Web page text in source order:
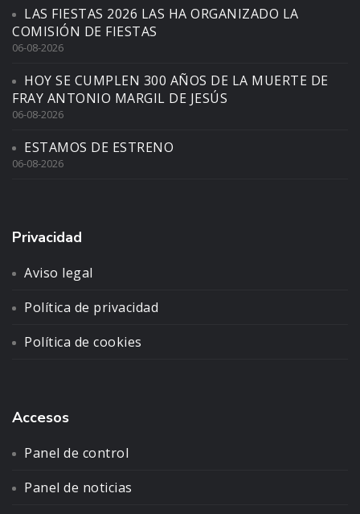
LAS FIESTAS 2026 LAS HA ORGANIZADO LA
COMISIÓN DE FIESTAS
06-08-2026
HOY SE CUMPLEN 300 AÑOS DE LA MUERTE DE
FRAY ANTONIO MARGIL DE JESÚS
06-08-2026
ESTAMOS DE ESTRENO
06-08-2026
Privacidad
Aviso legal
Política de privacidad
Política de cookies
Accesos
Panel de control
Panel de noticias